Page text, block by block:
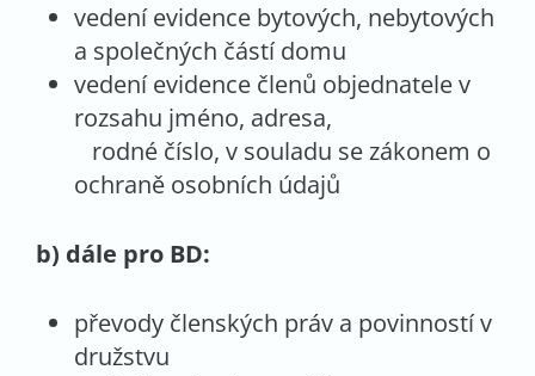
vedení evidence bytových, nebytových
a společných částí domu
vedení evidence členů objednatele v
rozsahu jméno, adresa,
rodné číslo, v souladu se zákonem o
ochraně osobních údajů
b) dále pro BD:
převody členských práv a povinností v
družstvu